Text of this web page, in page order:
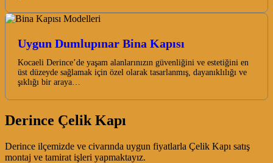
Uygun Dumlupınar Bina Kapısı
Kocaeli Derince’de yaşam alanlarınızın güvenliğini ve estetiğini en
üst düzeyde sağlamak için özel olarak tasarlanmış, dayanıklılığı ve
şıklığı bir araya…
Derince Çelik Kapı
Derince ilçemizde ve civarında uygun fiyatlarla Çelik Kapı satış
montaj ve tamirat işleri yapmaktayız.